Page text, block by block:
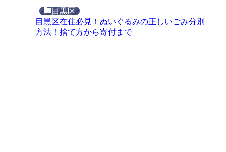
目黒区
目黒区在住必見！ぬいぐるみの正しいごみ分別
方法！捨て方から寄付まで